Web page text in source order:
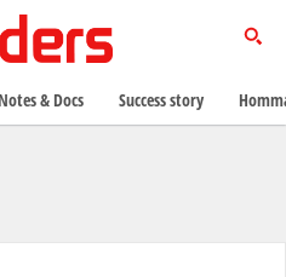
Notes & Docs Success story